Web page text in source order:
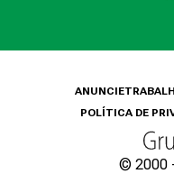
ANUNCIE
POLÍTICA DE
© 2000